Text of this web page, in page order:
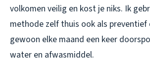
volkomen veilig en kost je niks. Ik
methode zelf thuis ook als preventief
gewoon elke maand een keer
water en afwasmiddel.